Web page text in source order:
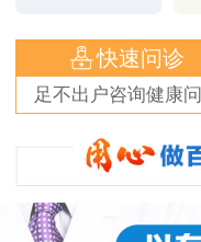
快速问诊
足不出户咨询健康